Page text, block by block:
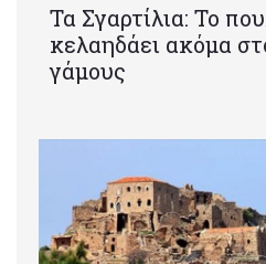
Τα Σγαρτίλια: Το
κελαηδάει ακόμα
γάμους